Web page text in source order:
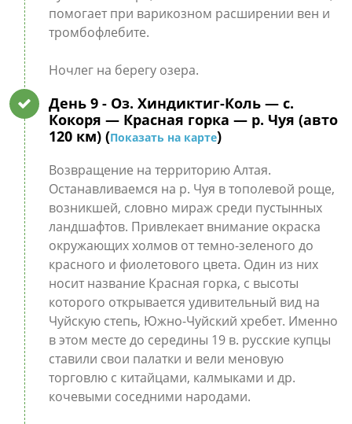
помогает при варикозном расширении вен и
тромбофлебите.
Ночлег на берегу озера.
День 9 - Оз. Хиндиктиг-Коль — с.
Кокоря — Красная горка — р. Чуя (авто
120 км) (Показать на карте)
Возвращение на территорию Алтая.
Останавливаемся на р. Чуя в тополевой роще,
возникшей, словно мираж среди пустынных
ландшафтов. Привлекает внимание окраска
окружающих холмов от темно-зеленого до
красного и фиолетового цвета. Один из них
носит название Красная горка, с высоты
которого открывается удивительный вид на
Чуйскую степь, Южно-Чуйский хребет. Именно
в этом месте до середины 19 в. русские купцы
ставили свои палатки и вели меновую
торговлю с китайцами, калмыками и др.
кочевыми соседними народами.